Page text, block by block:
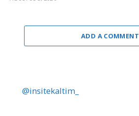
ADD A COMMENT
@insitekaltim_